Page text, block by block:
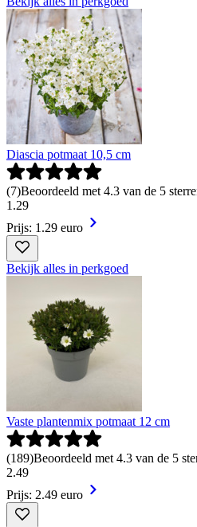
Diascia potmaat 10,5 cm
(7)Beoordeeld met 4.3 van de 5
1 .29
Prijs: 1.29 euro
Bekijk alles in perkgoed
Vaste plantenmix potmaat 12 cm
(189)Beoordeeld met 4.3 van de 5
2.49
Prijs: 2.49 euro